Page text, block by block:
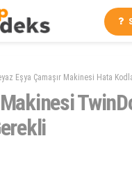
Eşya Çamaşır Makinesi Hata